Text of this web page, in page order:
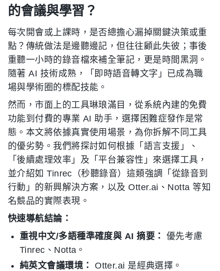
的會議與學習？
每次開會或上課時，是否總擔心漏掉關鍵決策或重
點？傳統做法是邊聽邊記，但往往顧此失彼；事後
重聽一小時的錄音檔來補全筆記，更是時間黑洞。
隨著 AI 技術成熟，「即時語音轉文字」已成為職
場與學術圈的標配技能。
然而，市面上的工具琳琅滿目，從系統內建的免費
功能到付費的專業 AI 助手，選擇困難症發作是常
態。本文將依據真實使用場景，為你拆解不同工具
的優劣勢。我們將探討如何根據「語言支援」、
「後續處理效率」及「平台兼容性」來選擇工具，
並介紹如 Tinrec（秒聽錄音）這類強調「從錄音到
行動」的新興解決方案，以及 Otter.ai、Notta 等知
名競品的實際表現。
快速導航結論：
重視中文/多語種準確度與 AI 摘要：
優先考慮
Tinrec、Notta。
純英文會議環境：
Otter.ai 是經典選擇。